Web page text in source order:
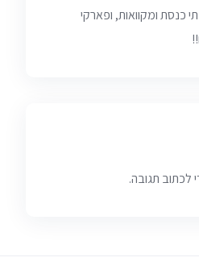
כנסת ומקוואות, ופארקי
לכתוב תגובה.